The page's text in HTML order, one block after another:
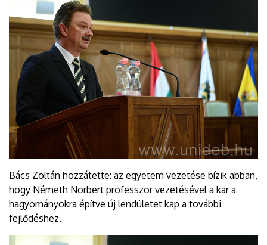
Bács Zoltán hozzátette: az egyetem vezetése bízik abban,
hogy Németh Norbert professzor vezetésével a kar a
hagyományokra építve új lendületet kap a további
fejlődéshez.